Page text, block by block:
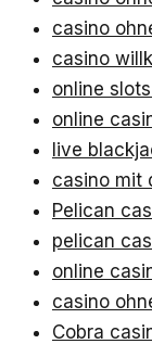
casino
casino
online
online
live
casino mit
Pelican
pelican
online
casino
Cobra